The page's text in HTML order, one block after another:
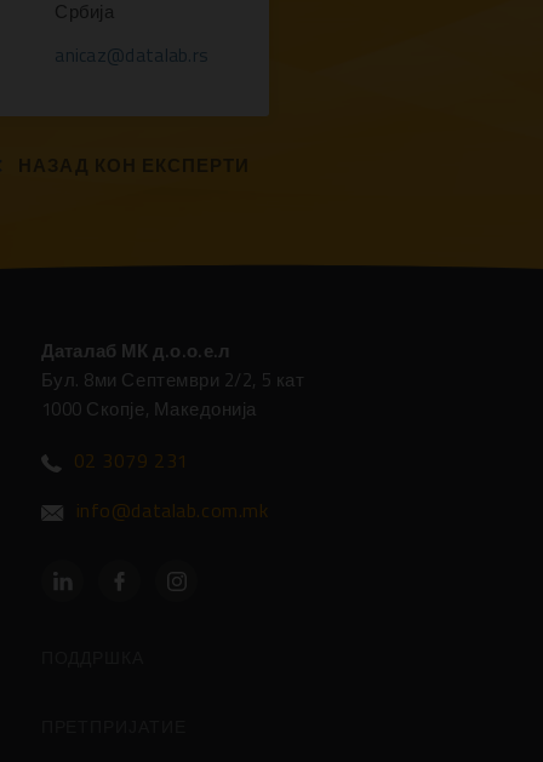
Србија
anicaz@datalab.rs
Даталаб МК д.о.о.е.л
Бул. 8ми Септември 2/2, 5 кат
1000 Скопје, Македонија
02 3079 231
info@datalab.com.mk